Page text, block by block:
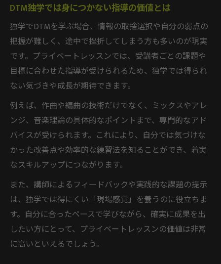
プライベートだから可能なDTMキャリアの築き
方
DTMプライベートで描く理想のキャリアパ
ス
DTM講師未経験から始めるキャリアアップ
戦略
DTMレッスンで実績を積むプロへのステッ
プ
DTMスキルで多様な働き方を実現する方法
DTM指導から得る新しい収入モデルの発見
DTM学習の挫折率を下げる個別サポート術
DTM初心者も続けやすい段階別学習法の紹
介
DTMでモチベーション維持に役立つ工夫と
DTM独学では身につかない指導の価値とは
独学でDTMを学ぶ場合、情報の取捨選択や自分の弱点の
把握が難しく、途中で挫折してしまう方も多いのが現実
です。プライベートレッスンでは、受講者ごとの課題や
目標に合わせた指導が受けられるため、独学では得られ
ない気づきや成長が期待できます。
例えば、作曲や編曲の技術だけでなく、ミックスやアレ
ンジ、音楽理論の具体的なポイントまで、専門的なアド
バイスが受けられます。これにより、自分では気づけな
かった改善点や効率的な練習法を知ることができ、着実
なスキルアップにつながります。
また、講師によるフィードバックや実践的な課題の提示
は、独学では得にくい「現場感覚」を養うのに役立ちま
す。自分に合ったペースで学びながら、確実に成果を出
したい方にとって、プライベートレッスンの価値は非常
に高いといえるでしょう。